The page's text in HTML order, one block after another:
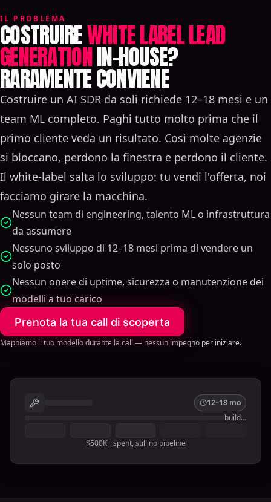
prezzi. Il programma di SalesMind AI offre ai partner
un AI SDR LinkedIn-first — agenti autonomi, scoring
comportamentale PRISM e outreach personalizzato
— mentre SalesMind AI gestisce dietro le quinte tutta
l'infrastruttura, l'uptime e lo sviluppo del prodotto.
IL PROBLEMA
COSTRUIREWHITE LABEL LEAD
GENERATIONIN-HOUSE?
RARAMENTE CONVIENE
Costruire un AI SDR da soli richiede 12–18 mesi e un
team ML completo. Paghi tutto molto prima che il
primo cliente veda un risultato. Così molte agenzie
si bloccano, perdono la finestra e perdono il cliente.
Il white-label salta lo sviluppo: tu vendi l'offerta, noi
facciamo girare la macchina.
Nessun team di engineering, talento ML o infrastruttura
da assumere
Nessuno sviluppo di 12–18 mesi prima di vendere un
solo posto
Nessun onere di uptime, sicurezza o manutenzione dei
modelli a tuo carico
Prenota la tua call di scoperta
Mappiamo il tuo modello durante la call — nessun impegno per iniziare.
12–18 mo
build…
$500K+ spent, still no pipeline